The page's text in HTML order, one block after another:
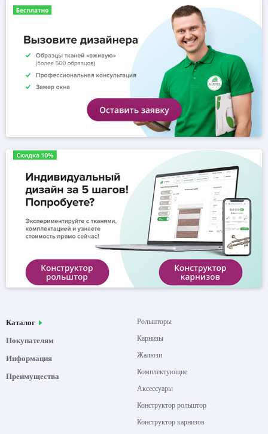
Каталог
Покупателям
Информация
Преимущества
Рольшторы
Карнизы
Жалюзи
Комплектующие
Аксессуары
Конструктор рольштор
Конструктор карнизов